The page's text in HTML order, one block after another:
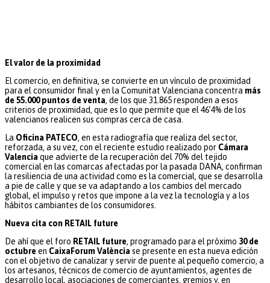
El valor de la proximidad
El comercio, en definitiva, se convierte en un vínculo de proximidad
para el consumidor final y en la Comunitat Valenciana concentra más
de 55.000 puntos de venta, de los que 31.865 responden a esos
criterios de proximidad, que es lo que permite que el 46’4% de los
valencianos realicen sus compras cerca de casa.
La Oficina PATECO, en esta radiografía que realiza del sector,
reforzada, a su vez, con el reciente estudio realizado por Cámara
Valencia que advierte de la recuperación del 70% del tejido
comercial en las comarcas afectadas por la pasada DANA, confirman
la resiliencia de una actividad como es la comercial, que se desarrolla
a pie de calle y que se va adaptando a los cambios del mercado
global, el impulso y retos que impone a la vez la tecnología y a los
hábitos cambiantes de los consumidores.
Nueva cita con RETAIL future
De ahí que el foro RETAIL future, programado para el próximo 30 de
octubreen CaixaForum València se presente en esta nueva edición
con el objetivo de canalizar y servir de puente al pequeño comercio, a
los artesanos, técnicos de comercio de ayuntamientos, agentes de
desarrollo local, asociaciones de comerciantes, gremios y, en